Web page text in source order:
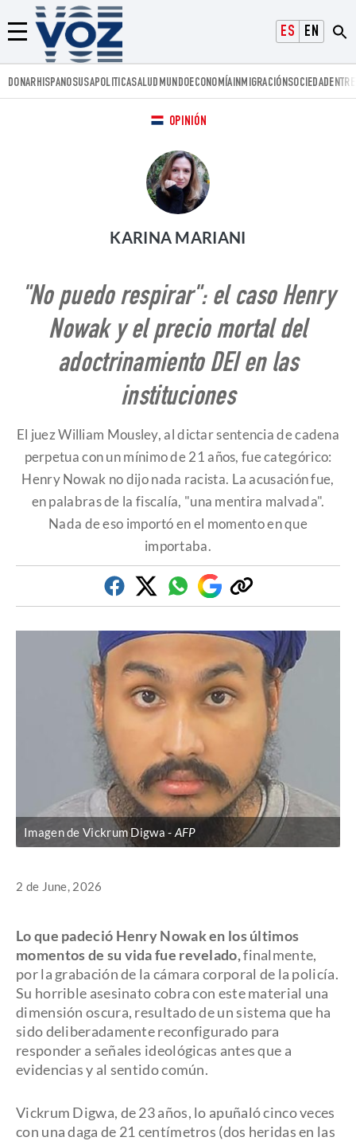
ESPAÑOLENGLISH
Menú
Voz.us
DONARHISPANOSUSAPOLITICASALUD MUNDOECONOMÍAINMIGRACIÓNSOCIEDAD
OPINIÓN
KARINA MARIANI
"No puedo respirar": el caso Henry
Nowak y el precio mortal del
adoctrinamiento DEI en las
instituciones
El juez William Mousley, al dictar sentencia de cadena
perpetua con un mínimo de 21 años, fue categórico:
Henry Nowak no dijo nada racista. La acusación fue,
en palabras de la fiscalía, "una mentira malvada".
Nada de eso importó en el momento en que
importaba.
FacebookTwitterWhatsapp
Google
Discover
Copiar
enlace
Imagen de Vickrum Digwa AFP
2 de June, 2026
Lo que padeció Henry Nowak en los últimos
momentos de su vida fue revelado,finalmente,
por la grabación de la cámara corporal de la policía.
Su horrible asesinato cobra con este material una
dimensión oscura, resultado de un sistema que ha
sido deliberadamente reconfigurado para
responder a señales ideológicas antes que a
evidencias y al sentido común.
Vickrum Digwa, de 23 años, lo apuñaló cinco veces
con una daga de 21 centímetros (dos heridas en las